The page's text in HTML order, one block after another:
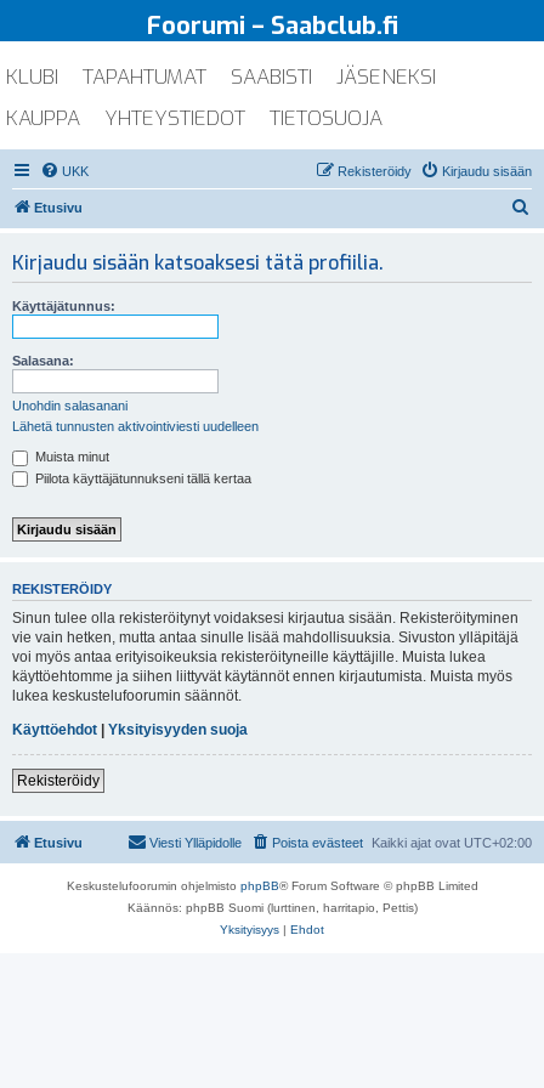
Foorumi – Saabclub.fi
KLUBI TAPAHTUMAT SAABISTI
JÄSENEKSI
KAUPPA
YHTEYSTIEDOT TIETOSUOJA
UKK Kirjaudu sisään
Rekisteröidy
Etusivu
Kirjaudu sisään katsoaksesi tätä profiilia.
Käyttäjätunnus:
Salasana:
Unohdin salasanani
Lähetä tunnusten aktivointiviesti uudelleen
Muista minut
Piilota käyttäjätunnukseni tällä kertaa
REKISTERÖIDY
Sinun tulee olla rekisteröitynyt voidaksesi kirjautua sisään. Rekisteröityminen
vie vain hetken, mutta antaa sinulle lisää mahdollisuuksia. Sivuston ylläpitäjä
voi myös antaa erityisoikeuksia rekisteröityneille käyttäjille. Muista lukea
käyttöehtomme ja siihen liittyvät käytännöt ennen kirjautumista. Muista myös
lukea keskustelufoorumin säännöt.
Käyttöehdot | Yksityisyyden suoja
Rekisteröidy
Etusivu Kaikki ajat ovat UTC+02:00
Poista evästeet
Viesti Ylläpidolle
Keskustelufoorumin ohjelmisto phpBB® Forum Software © phpBB Limited
Käännös: phpBB Suomi (lurttinen, harritapio, Pettis)
Yksityisyys | Ehdot